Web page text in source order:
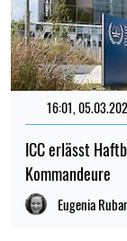
16:01,
ICC erlässt
Kommandeure
Eugenia